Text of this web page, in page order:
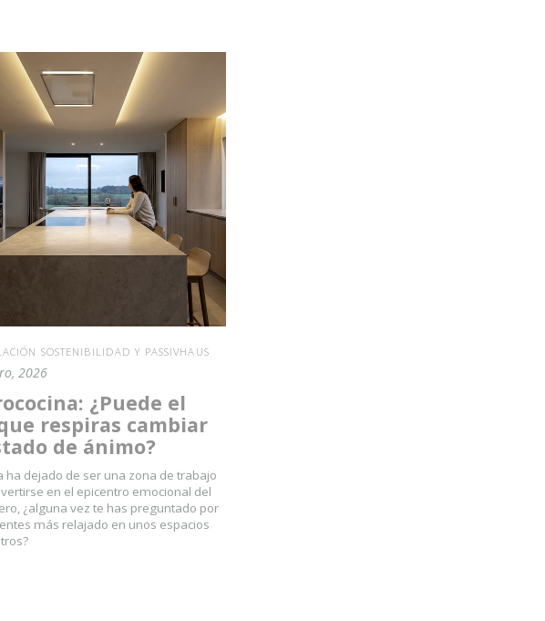
SOSTENIBILIDAD Y PASSIVHAUS
2026
¿Puede el
respiras cambiar
de ánimo?
ha dejado de ser una zona de trabajo
en el epicentro emocional del
¿alguna vez te has preguntado por
más relajado en unos espacios